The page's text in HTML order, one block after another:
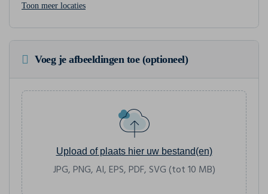
Toon meer locaties
Voeg je afbeeldingen toe (optioneel)
Upload of plaats hier uw bestand(en)
JPG, PNG, AI, EPS, PDF, SVG (tot 10 MB)